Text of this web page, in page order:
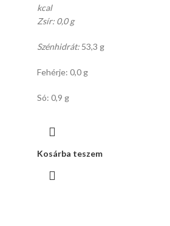
kcal
Zsír: 0,0 g
Szénhidrát: 53,3 g
Fehérje: 0,0 g
Só: 0,9 g
Kosárba teszem